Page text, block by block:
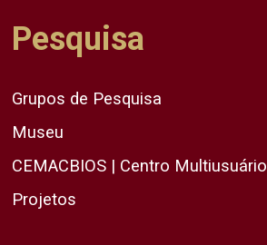
Pesquisa
Grupos de Pesquisa
Museu
CEMACBIOS | Centro Multiusuário
Projetos